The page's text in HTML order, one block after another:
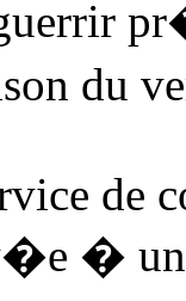
du
de
� un